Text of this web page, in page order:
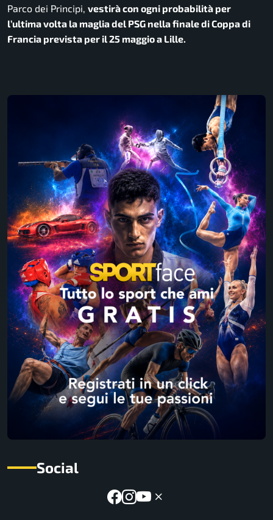
Parco dei Principi, vestirà con ogni probabilità per
l’ultima volta la maglia del PSG nella finale di Coppa di
Francia prevista per il 25 maggio a Lille.
Social